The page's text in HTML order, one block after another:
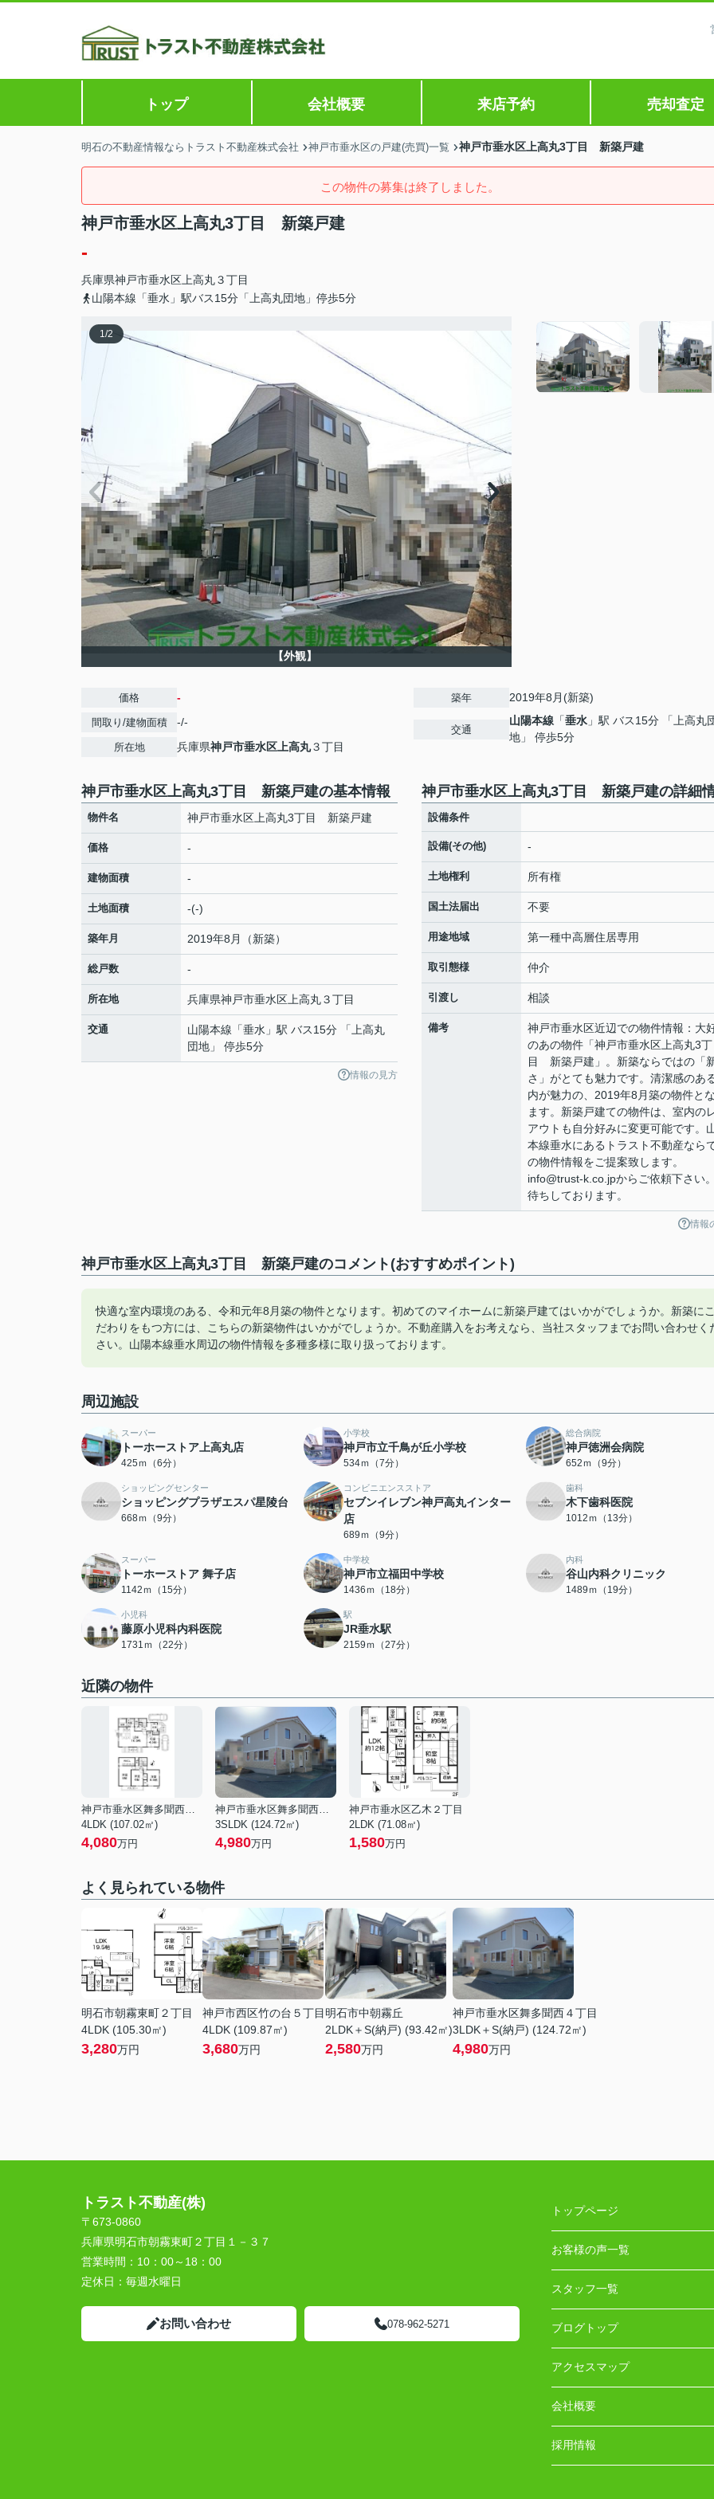
トップ 会社概要 来店予約 売却査定
明石の不動産情報ならトラスト不動産株式会社 神戸市垂水区の戸建(売買)一覧 神戸市垂水区上高丸3丁目 新築戸建
この物件の募集は終了しました。
神戸市垂水区上高丸3丁目 新築戸建
-
兵庫県神戸市垂水区 上高丸３丁目
山陽本線「垂水」駅バス15分「上高丸団地」停歩5分
1/2
【外観】
価格 -
間取り/建物面積 -/-
所在地 兵庫県神戸市垂水区 上高丸３丁目
築年 2019年8月(新築)
交通
山陽本線 「垂水 」駅 バス15分 「上高丸
地」 停歩5分
神戸市垂水区上高丸3丁目 新築戸建の基本情報
物件名 神戸市垂水区上高丸3丁目 新築戸建
価格 -
建物面積 -
土地面積 -(-)
築年月 2019年8月（新築）
総戸数 -
所在地 兵庫県神戸市垂水区 上高丸３丁目
交通 山陽本線 「垂水 」駅 バス15分 「上高丸
団地」 停歩5分
情報の見方
神戸市垂水区上高丸3丁目 新築戸建の詳細
設備条件
設備(その他) -
土地権利 所有権
国土法届出 不要
用途地域 第一種中高層住居専用
取引態様 仲介
引渡し 相談
備考
神戸市垂水区近辺での物件情報：大
のあの物件「神戸市垂水区上高丸3丁
目 新築戸建」。新築ならではの「
さ」がとても魅力です。清潔感のあ
内が魅力の、2019年8月築の物件と
ます。新築戸建ての物件は、室内の
アウトも自分好みに変更可能です。
本線垂水にあるトラスト不動産なら
の物件情報をご提案致します。
info@trust-k.co.jpからご依頼下さい
待ちしております。
情報
神戸市垂水区上高丸3丁目 新築戸建のコメント(おすすめポイント)
快適な室内環境のある、令和元年8月築の物件となります。初めてのマイホームに新築戸建てはいかがでしょうか。新築にこ
だわりをもつ方には、こちらの新築物件はいかがでしょうか。不動産購入をお考えなら、当社スタッフまでお問い合わせく
さい。山陽本線垂水周辺の物件情報を多種多様に取り扱っております。
周辺施設
スーパー
トーホーストア上高丸店
425ｍ（6分）
小学校
神戸市立千鳥が丘小学校
534ｍ（7分）
総合病院
神戸徳洲会病院
652ｍ（9分）
ショッピングセンター
ショッピングプラザエスパ星陵台
668ｍ（9分）
コンビニエンスストア
セブンイレブン神戸高丸インター
店
689ｍ（9分）
歯科
木下歯科医院
1012ｍ（13分）
スーパー
トーホーストア 舞子店
1142ｍ（15分）
中学校
神戸市立福田中学校
1436ｍ（18分）
内科
谷山内科クリニック
1489ｍ（19分）
小児科
藤原小児科内科医院
1731ｍ（22分）
駅
JR垂水駅
2159ｍ（27分）
近隣の物件
神戸市垂水区舞多聞西８丁目
4LDK (107.02㎡)
4,080万円
神戸市垂水区舞多聞西４丁目
3SLDK (124.72㎡)
4,980万円
神戸市垂水区乙木２丁目
2LDK (71.08㎡)
1,580万円
よく見られている物件
明石市朝霧東町２丁目
4LDK (105.30㎡)
3,280万円
神戸市西区竹の台５丁目
4LDK (109.87㎡)
3,680万円
明石市中朝霧丘
2LDK＋S(納戸) (93.42㎡)
2,580万円
神戸市垂水区舞多聞西４丁目
3LDK＋S(納戸) (124.72㎡)
4,980万円
トラスト不動産(株)
〒673-0860
兵庫県明石市朝霧東町２丁目１－３７
営業時間： 10：00～18：00
定休日： 毎週水曜日
お問い合わせ 078-962-5271
トップページ
お客様の声一覧
スタッフ一覧
ブログトップ
アクセスマップ
会社概要
採用情報